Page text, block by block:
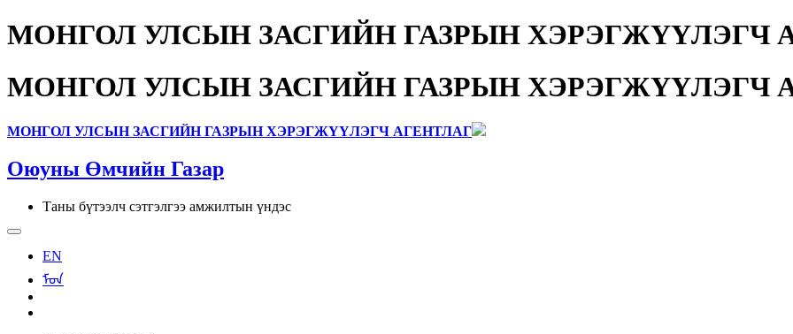
МОНГОЛ УЛСЫН ЗАСГИЙН ГАЗРЫН ХЭРЭГЖҮҮЛЭГЧ
МОНГОЛ УЛСЫН ЗАСГИЙН ГАЗРЫН ХЭРЭГЖҮҮЛЭГЧ
МОНГОЛ УЛСЫН ЗАСГИЙН ГАЗРЫН ХЭРЭГЖҮҮЛЭГЧ АГЕНТЛАГ
Оюуны Өмчийн Газар
Таны бүтээлч сэтгэлгээ амжилтын үндэс
EN
ᠮᠣᠨ